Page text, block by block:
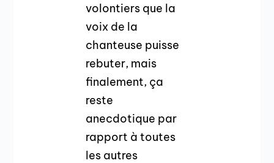
volontiers que la
voix de la
chanteuse puisse
rebuter, mais
finalement, ça
reste
anecdotique par
rapport à toutes
les autres